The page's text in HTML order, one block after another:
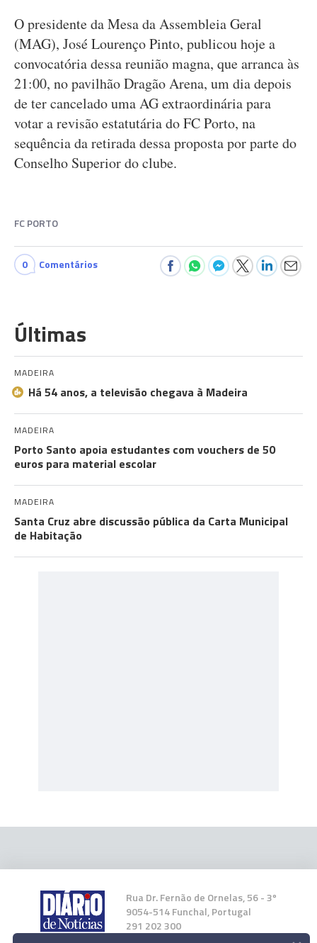
O presidente da Mesa da Assembleia Geral
(MAG), José Lourenço Pinto, publicou hoje a
convocatória dessa reunião magna, que arranca às
21:00, no pavilhão Dragão Arena, um dia depois
de ter cancelado uma AG extraordinária para
votar a revisão estatutária do FC Porto, na
sequência da retirada dessa proposta por parte do
Conselho Superior do clube.
FC PORTO
0 Comentários
Últimas
MADEIRA
Há 54 anos, a televisão chegava à Madeira
MADEIRA
Porto Santo apoia estudantes com vouchers de 50
euros para material escolar
MADEIRA
Santa Cruz abre discussão pública da Carta Municipal
de Habitação
Rua Dr. Fernão de Ornelas, 56 - 3º
9054-514 Funchal, Portugal
291 202 300